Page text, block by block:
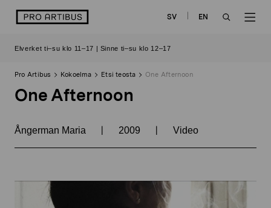
sisältöön
logo SV
EN
Elverket ti–su klo 11–17 | Sinne ti–su klo 12–17
Pro Artibus Kokoelma Etsi teosta One Afternoon
One Afternoon
Ångerman Maria | 2009 | Video